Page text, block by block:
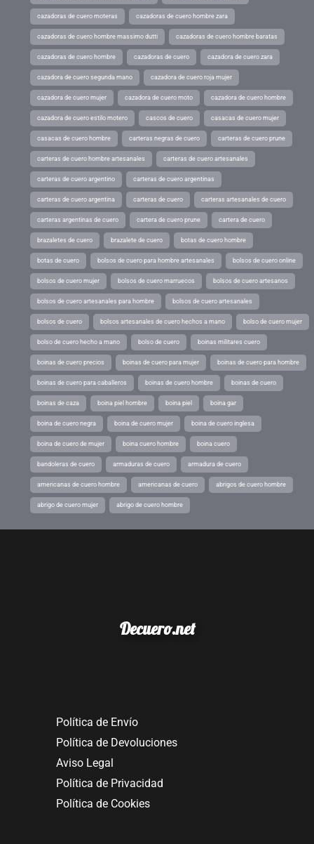
cazadoras de cuero moteras cazadoras de cuero hombre zara
cazadoras de cuero hombre massimo dutti cazadoras de cuero hombre baratas
cazadoras de cuero hombre cazadoras de cuero cazadora de cuero zara
cazadora de cuero segunda mano cazadora de cuero roja mujer
cazadora de cuero mujer cazadora de cuero moto cazadora de cuero hombre
cazadora de cuero estilo motero cascos de cuero casacas de cuero mujer
casacas de cuero hombre carteras negras de cuero carteras de cuero prune
carteras de cuero hombre artesanales carteras de cuero artesanales
carteras de cuero argentino carteras de cuero argentinas
carteras de cuero argentina carteras de cuero carteras artesanales de cuero
carteras argentinas de cuero cartera de cuero prune cartera de cuero
brazaletes de cuero brazalete de cuero botas de cuero hombre
botas de cuero bolsos de cuero para hombre artesanales bolsos de cuero online
bolsos de cuero mujer bolsos de cuero marruecos bolsos de cuero artesanos
bolsos de cuero artesanales para hombre bolsos de cuero artesanales
bolsos de cuero bolsos artesanales de cuero hechos a mano bolso de cuero mujer
bolso de cuero hecho a mano bolso de cuero boinas militares cuero
boinas de cuero precios boinas de cuero para mujer boinas de cuero para hombre
boinas de cuero para caballeros boinas de cuero hombre boinas de cuero
boinas de caza boina piel hombre boina piel boina gar
boina de cuero negra boina de cuero mujer boina de cuero inglesa
boina de cuero de mujer boina cuero hombre boina cuero
bandoleras de cuero armaduras de cuero armadura de cuero
americanas de cuero hombre americanas de cuero abrigos de cuero hombre
abrigo de cuero mujer abrigo de cuero hombre
Decuero.net
Política de Envío
Política de Devoluciones
Aviso Legal
Política de Privacidad
Política de Cookies